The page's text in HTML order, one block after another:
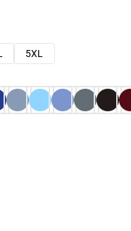
5XL